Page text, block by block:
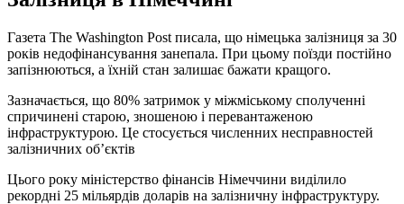
Газета The Washington Post писала, що німецька залізниця за 30
років недофінансування занепала. При цьому поїзди постійно
запізнюються, а їхній стан залишає бажати кращого.
Зазначається, що 80% затримок у міжміському сполученні
спричинені старою, зношеною і перевантаженою
інфраструктурою. Це стосується численних несправностей
залізничних об’єктів
Цього року міністерство фінансів Німеччини виділило
рекордні 25 мільярдів доларів на залізничну інфраструктуру.